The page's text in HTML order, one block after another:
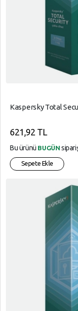
Kaspersky Total
621,92 TL
Bu ürünü BUGÜN
Sepete Ekle